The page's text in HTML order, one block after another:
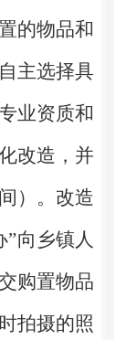
的物品和
主选择具
业资质和
改造，并
）。改造
向乡镇人
购置物品
拍摄的照